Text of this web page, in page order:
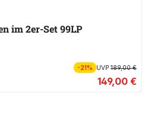
im 2er-Set 99LP
-21% UVP189,00 €
149,00 €